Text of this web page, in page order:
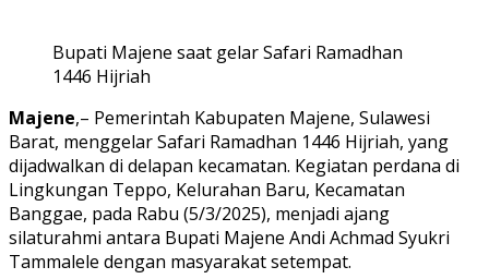
Bupati Majene saat gelar Safari Ramadhan
1446 Hijriah
Majene,– Pemerintah Kabupaten Majene, Sulawesi
Barat, menggelar Safari Ramadhan 1446 Hijriah, yang
dijadwalkan di delapan kecamatan. Kegiatan perdana di
Lingkungan Teppo, Kelurahan Baru, Kecamatan
Banggae, pada Rabu (5/3/2025), menjadi ajang
silaturahmi antara Bupati Majene Andi Achmad Syukri
Tammalele dengan masyarakat setempat.